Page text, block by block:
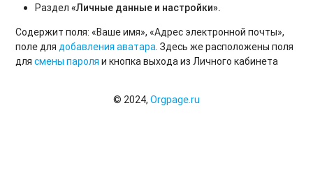
Раздел«Личные данные и настройки».
Содержит поля: «Ваше имя», «Адрес электронной почты»,
поле длядобавления аватара. Здесь же расположены поля
длясмены пароля и кнопка выхода из Личного кабинета
© 2024, Orgpage.ru